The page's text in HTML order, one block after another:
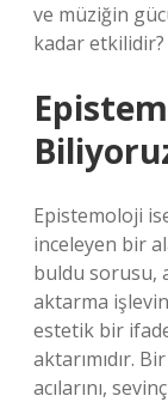
ve müziğin
kadar etkilidir?
Epistemoloji
inceleyen bir
buldu sorusu,
aktarma
estetik bir
aktarımıdır.
acılarını,